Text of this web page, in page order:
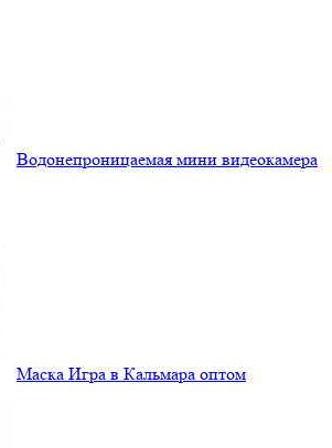
Водонепроницаемая мини видеокамера
Маска Игра в Кальмара оптом